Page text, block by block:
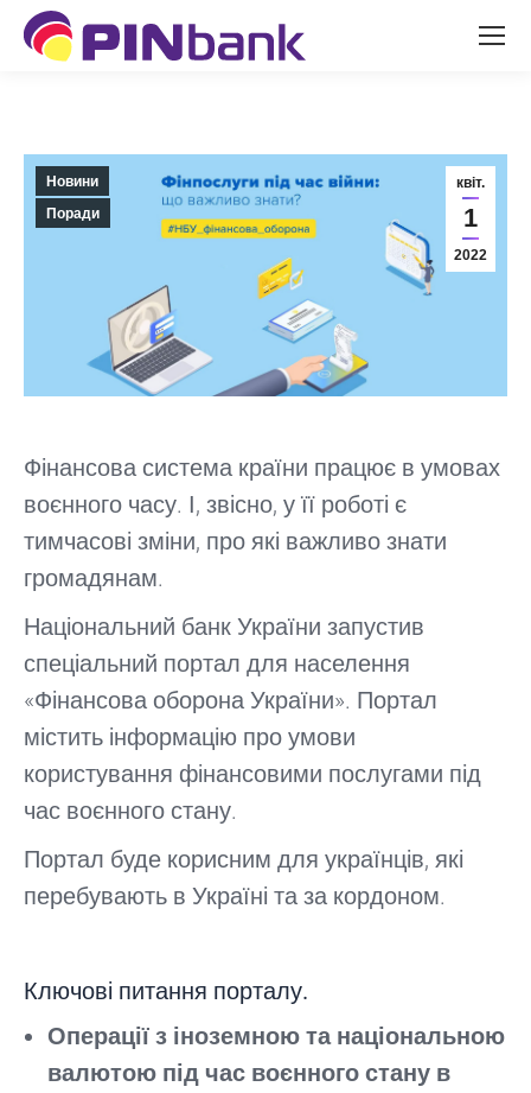
квіт.
1
2022
Новини
Поради
Фінансова система країни працює в умовах
воєнного часу. І, звісно, у її роботі є
тимчасові зміни, про які важливо знати
громадянам.
Національний банк України запустив
спеціальний портал для населення
«Фінансова оборона України». Портал
містить інформацію про умови
користування фінансовими послугами під
час воєнного стану.
Портал буде корисним для українців, які
перебувають в Україні та за кордоном.
Ключові питання порталу.
Операції з іноземною та національною
валютою під час воєнного стану в